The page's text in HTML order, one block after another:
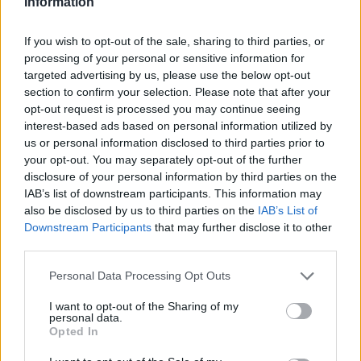
If you wish to opt-out of the sale, sharing to third parties, or
processing of your personal or sensitive information for
targeted advertising by us, please use the below opt-out
section to confirm your selection. Please note that after your
opt-out request is processed you may continue seeing
interest-based ads based on personal information utilized by
us or personal information disclosed to third parties prior to
your opt-out. You may separately opt-out of the further
disclosure of your personal information by third parties on the
IAB’s list of downstream participants. This information may
also be disclosed by us to third parties on the IAB’s List of
Downstream Participants that may further disclose it to other
Please note that this website/app uses one or more Google
not limited to your visit or usage behaviour. You may click to
grant or deny consent to Google and its third-party tags to
use your data for below specified purposes in below Google
consent section.
Personal Data Processing Opt Outs
I want to opt-out of the Sharing of my
personal data.
Opted In
τον περασμένο χειμώνα. Ο πρώην αρχηγός της
Νάπολι επέστρεψε με στόχο να συμβάλει στην
σωτηρία του συλλόγου, αλλά ο υποβιβασμός στη
Serie C αναπόφευκτα άλλαξε τις προοπτικές για το
μέλλον του.
Το κλαμπ θέλει να πείσει τον μεσοεπιθετικό να
παραμείνει και να γίνει το σύμβολο της ανάκαμψης
του συλλόγου, αλλά ο ανταγωνισμός γίνεται ολοένα
και πιο έντονος. Μετά από φήμες που συνέδεσαν
το όνομά του με τη Σαμπντόρια, τις τελευταίες
ώρες έχει εμφανιστεί μια μεταγραφή στην Ελλάδα.
Σύμφωνα με την Il Messaggero , ο Ηρακλής , με
προπονητή τον Βάλτερ Ματσάρι φέρεται να είναι
να πείσει τον Ινσίνιε να μετακομίσει στη
Θεσσαλονίκη. Ένα συμβόλαιο αξίας περίπου ενός
εκατομμυρίου ευρώ ανά σεζόν φέρεται να είναι στο
τραπέζι , μια συμφωνία που η Πεσκάρα θα